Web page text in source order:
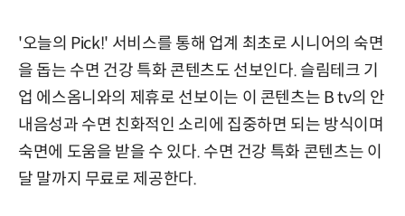
'오늘의 Pick!' 서비스를 통해 업계 최초로 시니어의 숙면
을 돕는 수면 건강 특화 콘텐츠도 선보인다. 슬림테크 기
업 에스옴니와의 제휴로 선보이는 이 콘텐츠는 B tv의 안
내음성과 수면 친화적인 소리에 집중하면 되는 방식이며
숙면에 도움을 받을 수 있다. 수면 건강 특화 콘텐츠는 이
달 말까지 무료로 제공한다.